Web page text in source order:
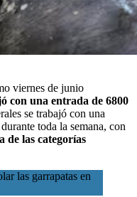
viernes de junio
con una entrada de 6800
se trabajó con una
toda la semana, con
de las categorías
las garrapatas en